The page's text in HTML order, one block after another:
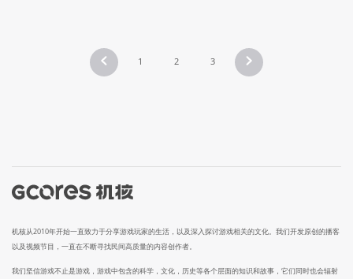
1 2 3
机核从2010年开始一直致力于分享游戏玩家的生活，以及深入探讨游戏相关的文化。我们开发原创的播客
以及视频节目，一直在不断寻找民间高质量的内容创作者。
我们坚信游戏不止是游戏，游戏中包含的科学，文化，历史等各个层面的知识和故事，它们同时也会辐射